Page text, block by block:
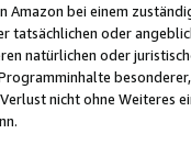
Amazon bei einem
tatsächlichen oder
natürlichen oder
nicht ohne Weiteres